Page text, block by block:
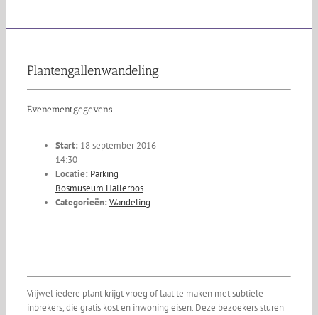
Plantengallenwandeling
Evenementgegevens
Start: 18 september 2016
14:30
Locatie: Parking
Bosmuseum Hallerbos
Categorieën: Wandeling
Vrijwel iedere plant krijgt vroeg of laat te maken met subtiele
inbrekers, die gratis kost en inwoning eisen. Deze bezoekers sturen